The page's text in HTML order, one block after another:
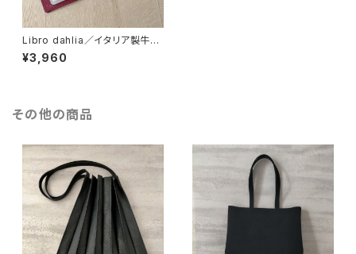
Libro dahlia／イタリア製牛革
のカードホルダー
¥3,960
その他の商品